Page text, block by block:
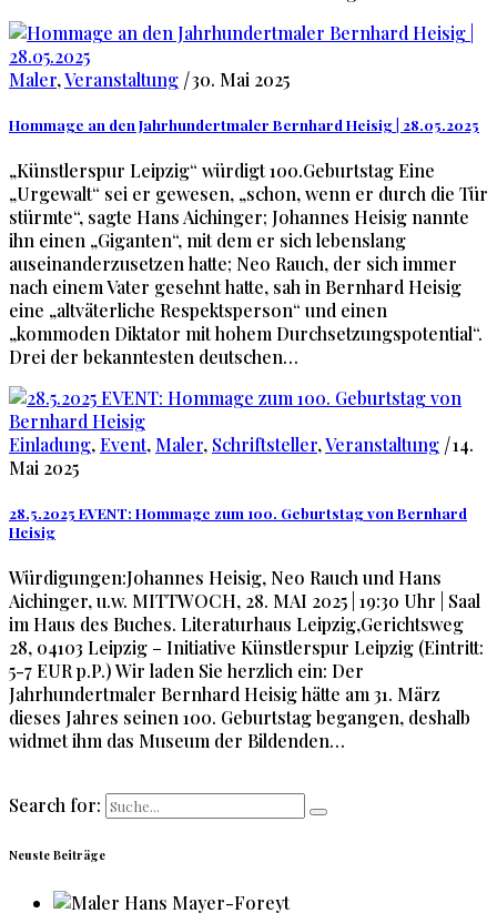
Maler,Veranstaltung |30. Mai 2025
Hommage an den Jahrhundertmaler Bernhard Heisig | 28.05.2025
„Künstlerspur Leipzig“ würdigt 100.Geburtstag Eine
„Urgewalt“ sei er gewesen, „schon, wenn er durch die Tür
stürmte“, sagte Hans Aichinger; Johannes Heisig nannte
ihn einen „Giganten“, mit dem er sich lebenslang
auseinanderzusetzen hatte; Neo Rauch, der sich immer
nach einem Vater gesehnt hatte, sah in Bernhard Heisig
eine „altväterliche Respektsperson“ und einen
„kommoden Diktator mit hohem Durchsetzungspotential“.
Drei der bekanntesten deutschen…
Einladung,Event, Maler, Schriftsteller,Veranstaltung |14.
Mai 2025
28.5.2025 EVENT: Hommage zum 100. Geburtstag von Bernhard
Heisig
Würdigungen:Johannes Heisig, Neo Rauch und Hans
Aichinger, u.w. MITTWOCH, 28. MAI 2025 | 19:30 Uhr | Saal
im Haus des Buches. Literaturhaus Leipzig,Gerichtsweg
28, 04103 Leipzig – Initiative Künstlerspur Leipzig (Eintritt:
5-7 EUR p.P.) Wir laden Sie herzlich ein: Der
Jahrhundertmaler Bernhard Heisig hätte am 31. März
dieses Jahres seinen 100. Geburtstag begangen, deshalb
widmet ihm das Museum der Bildenden…
Search for:
Neuste Beiträge